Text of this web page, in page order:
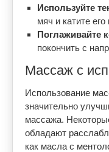
Используйте
мяч и катите его
Поглаживайте
покончить с
Массаж с
Использование
значительно
массажа.
обладают
как масла с